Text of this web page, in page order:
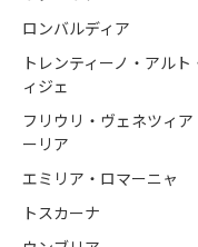
ロンバルディア
トレンティーノ・アルト
ィジェ
フリウリ・ヴェネツィア
ーリア
エミリア・ロマーニャ
トスカーナ